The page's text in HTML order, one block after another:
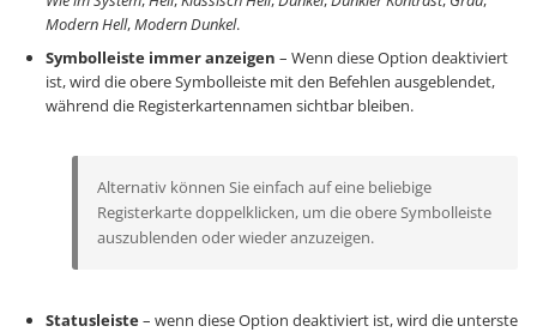
Modern Hell,Modern Dunkel.
Symbolleiste immer anzeigen – Wenn diese Option deaktiviert
ist, wird die obere Symbolleiste mit den Befehlen ausgeblendet,
während die Registerkartennamen sichtbar bleiben.
Alternativ können Sie einfach auf eine beliebige
Registerkarte doppelklicken, um die obere Symbolleiste
auszublenden oder wieder anzuzeigen.
Statusleiste– wenn diese Option deaktiviert ist, wird die unterste